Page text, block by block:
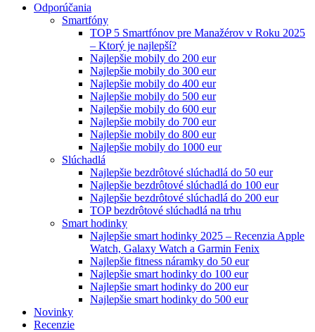
Odporúčania
Smartfóny
TOP 5 Smartfónov pre Manažérov v Roku 2025
– Ktorý je najlepší?
Najlepšie mobily do 200 eur
Najlepšie mobily do 300 eur
Najlepšie mobily do 400 eur
Najlepšie mobily do 500 eur
Najlepšie mobily do 600 eur
Najlepšie mobily do 700 eur
Najlepšie mobily do 800 eur
Najlepšie mobily do 1000 eur
Slúchadlá
Najlepšie bezdrôtové slúchadlá do 50 eur
Najlepšie bezdrôtové slúchadlá do 100 eur
Najlepšie bezdrôtové slúchadlá do 200 eur
TOP bezdrôtové slúchadlá na trhu
Smart hodinky
Najlepšie smart hodinky 2025 – Recenzia Apple
Watch, Galaxy Watch a Garmin Fenix
Najlepšie fitness náramky do 50 eur
Najlepšie smart hodinky do 100 eur
Najlepšie smart hodinky do 200 eur
Najlepšie smart hodinky do 500 eur
Novinky
Recenzie